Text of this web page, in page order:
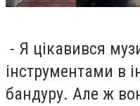
- Я цікавився
інструментами в
бандуру. Але ж